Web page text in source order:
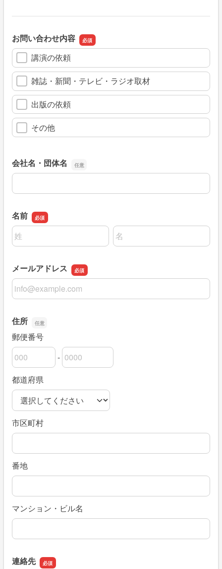
お問い合わせ内容
講演の依頼
雑誌・新聞・テレビ・ラジオ取材
出版の依頼
その他
会社名・団体名
会社名・団体名
名前
名前の姓
名前の名
メールアドレス
メールアドレス
住所
郵便番号
郵便番号の上3桁
-
郵便番号の下4桁
都道府県
市区町村
番地
マンション・ビル名
連絡先